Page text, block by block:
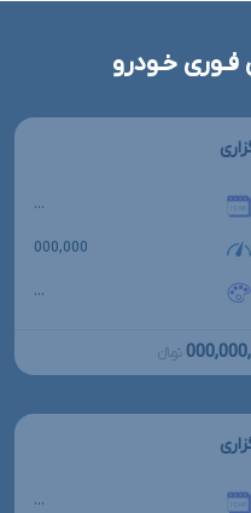
خـودرو
...
000,000
...
تومانءءء
...